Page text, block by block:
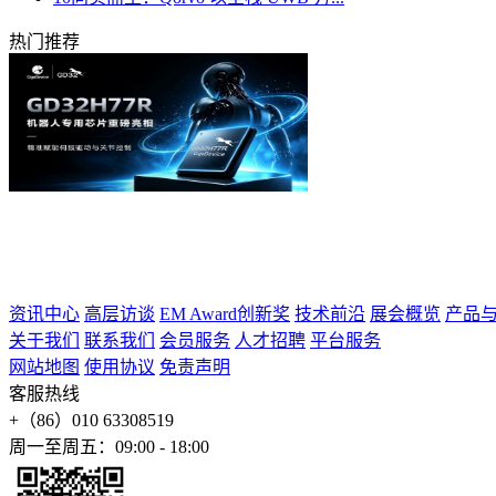
热门推荐
资讯中心 高层访谈 EM Award创新奖 技术前沿 展会概览 产品
关于我们
联系我们 会员服务 人才招聘 平台服务
网站地图 使用协议 免责声明
客服热线
+（86）010 63308519
周一至周五：09:00 - 18:00